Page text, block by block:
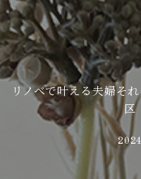
リノベで叶える夫婦そ
区